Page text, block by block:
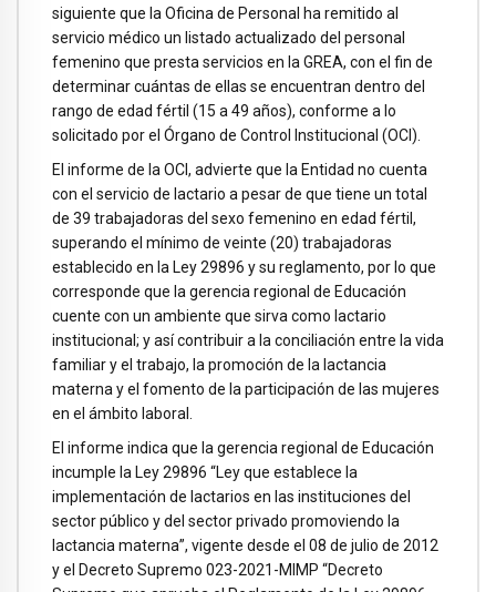
siguiente que la Oficina de Personal ha remitido al
servicio médico un listado actualizado del personal
femenino que presta servicios en la GREA, con el fin de
determinar cuántas de ellas se encuentran dentro del
rango de edad fértil (15 a 49 años), conforme a lo
solicitado por el Órgano de Control Institucional (OCI).
El informe de la OCI, advierte que la Entidad no cuenta
con el servicio de lactario a pesar de que tiene un total
de 39 trabajadoras del sexo femenino en edad fértil,
superando el mínimo de veinte (20) trabajadoras
establecido en la Ley 29896 y su reglamento, por lo que
corresponde que la gerencia regional de Educación
cuente con un ambiente que sirva como lactario
institucional; y así contribuir a la conciliación entre la vida
familiar y el trabajo, la promoción de la lactancia
materna y el fomento de la participación de las mujeres
en el ámbito laboral.
El informe indica que la gerencia regional de Educación
incumple la Ley 29896 “Ley que establece la
implementación de lactarios en las instituciones del
sector público y del sector privado promoviendo la
lactancia materna”, vigente desde el 08 de julio de 2012
y el Decreto Supremo 023-2021-MIMP “Decreto